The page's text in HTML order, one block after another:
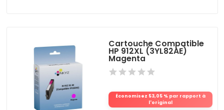
Cartouche Compatible
HP 912XL (3YL82AE)
Magenta
Économisez 53,05 % par rapport à
l'original